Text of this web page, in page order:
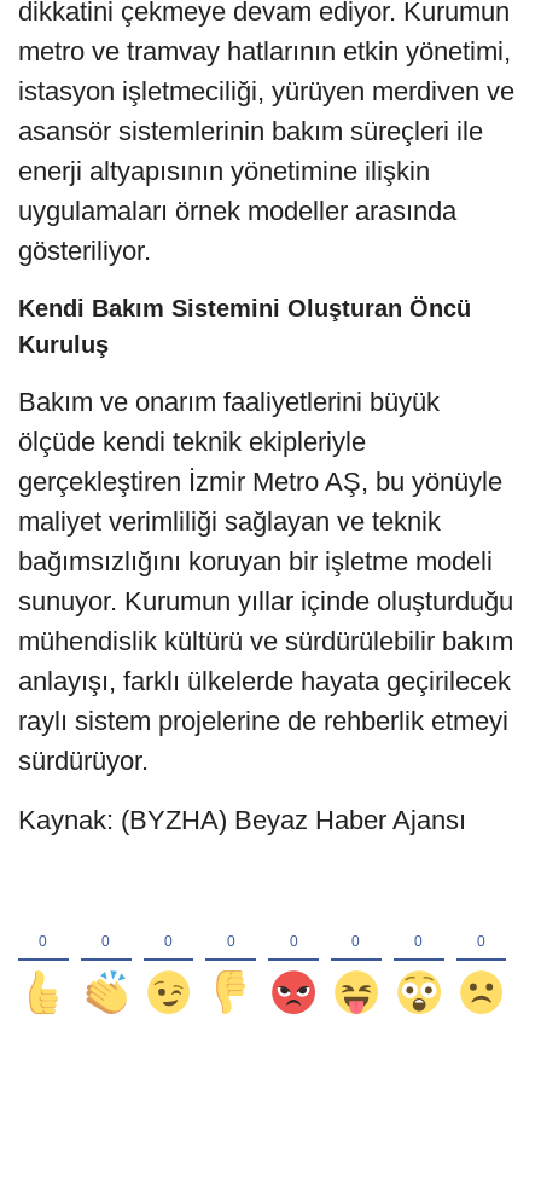
dikkatini çekmeye devam ediyor. Kurumun
metro ve tramvay hatlarının etkin yönetimi,
istasyon işletmeciliği, yürüyen merdiven ve
asansör sistemlerinin bakım süreçleri ile
enerji altyapısının yönetimine ilişkin
uygulamaları örnek modeller arasında
gösteriliyor.
Kendi Bakım Sistemini Oluşturan Öncü
Kuruluş
Bakım ve onarım faaliyetlerini büyük
ölçüde kendi teknik ekipleriyle
gerçekleştiren İzmir Metro AŞ, bu yönüyle
maliyet verimliliği sağlayan ve teknik
bağımsızlığını koruyan bir işletme modeli
sunuyor. Kurumun yıllar içinde oluşturduğu
mühendislik kültürü ve sürdürülebilir bakım
anlayışı, farklı ülkelerde hayata geçirilecek
raylı sistem projelerine de rehberlik etmeyi
sürdürüyor.
Kaynak: (BYZHA) Beyaz Haber Ajansı